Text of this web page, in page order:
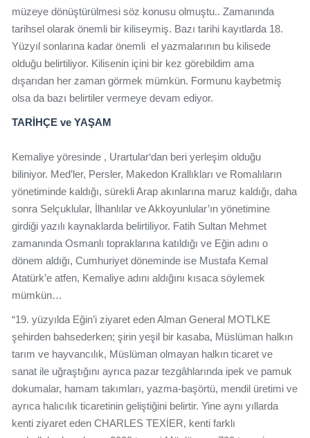
müzeye dönüştürülmesi söz konusu olmuştu.. Zamanında
tarihsel olarak önemli bir kiliseymiş. Bazı tarihi kayıtlarda 18.
Yüzyıl sonlarına kadar önemli el yazmalarının bu kilisede
olduğu belirtiliyor. Kilisenin içini bir kez görebildim ama
dışarıdan her zaman görmek mümkün. Formunu kaybetmiş
olsa da bazı belirtiler vermeye devam ediyor.
TARİHÇE ve YAŞAM
Kemaliye yöresinde , Urartular‘dan beri yerleşim olduğu
biliniyor. Med’ler, Persler, Makedon Krallıkları ve Romalıların
yönetiminde kaldığı, sürekli Arap akınlarına maruz kaldığı, daha
sonra Selçuklular, İlhanlılar ve Akkoyunlular’ın yönetimine
girdiği yazılı kaynaklarda belirtiliyor. Fatih Sultan Mehmet
zamanında Osmanlı topraklarına katıldığı ve Eğin adını o
dönem aldığı, Cumhuriyet döneminde ise Mustafa Kemal
Atatürk’e atfen, Kemaliye adını aldığını kısaca söylemek
mümkün…
“19. yüzyılda Eğin’i ziyaret eden Alman General MOTLKE
şehirden bahsederken; şirin yeşil bir kasaba, Müslüman halkın
tarım ve hayvancılık, Müslüman olmayan halkın ticaret ve
sanat ile uğraştığını ayrıca pazar tezgâhlarında ipek ve pamuk
dokumalar, hamam takımları, yazma-başörtü, mendil üretimi ve
ayrıca halıcılık ticaretinin geliştiğini belirtir. Yine aynı yıllarda
kenti ziyaret eden CHARLES TEXİER, kenti farklı